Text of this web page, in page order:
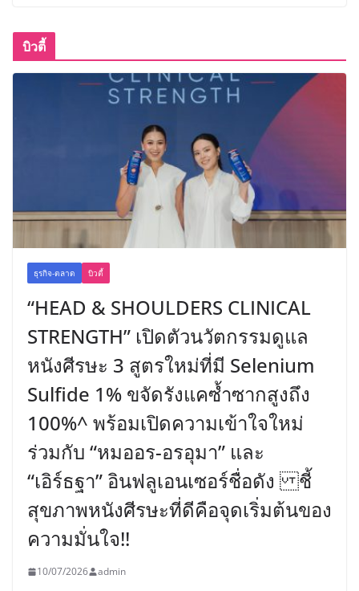
บิวตี้
ธุรกิจ-ตลาด บิวตี้
“HEAD & SHOULDERS CLINICAL
STRENGTH” เปิดตัวนวัตกรรมดูแล
หนังศีรษะ 3 สูตรใหม่ที่มี Selenium
Sulfide 1% ขจัดรังแคซ้ำซากสูงถึง
100%^ พร้อมเปิดความเข้าใจใหม่
ร่วมกับ “หมออร-อรอุมา” และ
“เอิร์ธฐา” อินฟลูเอนเซอร์ชื่อดัง ชี้
สุขภาพหนังศีรษะที่ดีคือจุดเริ่มต้นของ
ความมั่นใจ!!
10/07/2026 admin